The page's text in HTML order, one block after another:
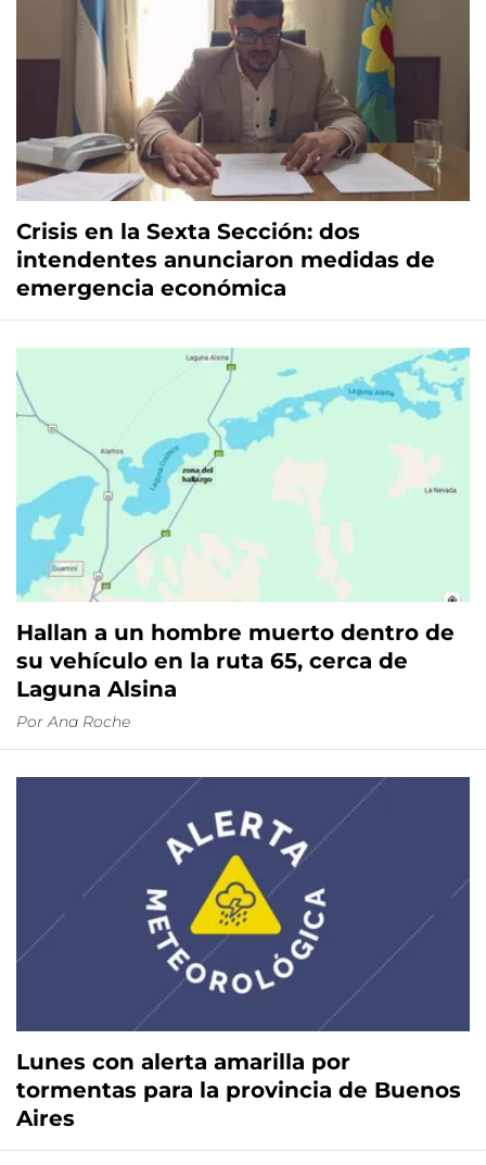
Crisis en la Sexta Sección: dos
intendentes anunciaron medidas de
emergencia económica
Hallan a un hombre muerto dentro de
su vehículo en la ruta 65, cerca de
Laguna Alsina
Por Ana Roche
Lunes con alerta amarilla por
tormentas para la provincia de Buenos
Aires